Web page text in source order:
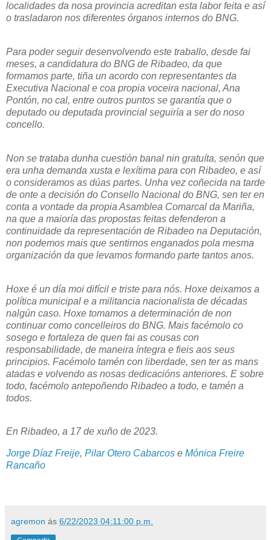
localidades da nosa provincia acreditan esta labor feita e así
o trasladaron nos diferentes órganos internos do BNG.
Para poder seguir desenvolvendo este traballo, desde fai
meses, a candidatura do BNG de Ribadeo, da que
formamos parte, tiña un acordo con representantes da
Executiva Nacional e coa propia voceira nacional, Ana
Pontón, no cal, entre outros puntos se garantía que o
deputado ou deputada provincial seguiría a ser do noso
concello.
Non se trataba dunha cuestión banal nin gratuíta, senón que
era unha demanda xusta e lexítima para con Ribadeo, e así
o consideramos as dúas partes. Unha vez coñecida na tarde
de onte a decisión do Consello Nacional do BNG, sen ter en
conta a vontade da propia Asamblea Comarcal da Mariña,
na que a maioría das propostas feitas defenderon a
continuidade da representación de Ribadeo na Deputación,
non podemos mais que sentirnos enganados pola mesma
organización da que levamos formando parte tantos anos.
Hoxe é un día moi difícil e triste para nós. Hoxe deixamos a
política municipal e a militancia nacionalista de décadas
nalgún caso. Hoxe tomamos a determinación de non
continuar como concelleiros do BNG. Mais facémolo co
sosego e fortaleza de quen fai as cousas con
responsabilidade, de maneira íntegra e fieis aos seus
principios. Facémolo tamén con liberdade, sen ter as mans
atadas e volvendo as nosas dedicacións anteriores. E sobre
todo, facémolo antepoñendo Ribadeo a todo, e tamén a
todos.
En Ribadeo, a 17 de xuño de 2023.
Jorge Díaz Freije, Pilar Otero Cabarcos e Mónica Freire
Rancaño
agremon ás 6/22/2023 04:11:00 p.m.